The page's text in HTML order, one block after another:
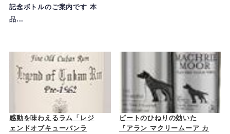
記念ボトルのご案内です 本
品...
感動を味わえるラム「レジ
ェンドオブキューバンラ
ピートのひねりの効いた
『アラン マクリームーア カ